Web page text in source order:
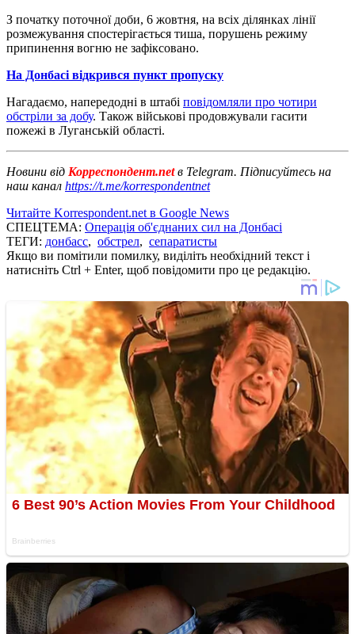
З початку поточної доби, 6 жовтня, на всіх ділянках лінії
розмежування спостерігається тиша, порушень режиму
припинення вогню не зафіксовано.
На Донбасі відкрився пункт пропуску
Нагадаємо, напередодні в штабі повідомляли про чотири
обстріли за добу. Також військові продовжували гасити
пожежі в Луганській області.
Новини від Корреспондент.netв Telegram. Підписуйтесь на
наш канал https://t.me/korrespondentnet
Читайте Korrespondent.net в Google News
СПЕЦТЕМА: Операція об'єднаних сил на Донбасі
ТЕГИ: донбасс, обстрел, сепаратисты
Якщо ви помітили помилку, виділіть необхідний текст і
натисніть Ctrl + Enter, щоб повідомити про це редакцію.